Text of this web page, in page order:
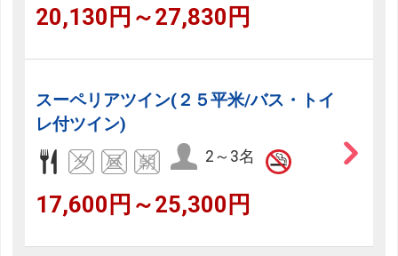
20,130円～27,830円
スーペリアツイン(２５平米/バス・トイ
レ付ツイン)
2～3名
17,600円～25,300円